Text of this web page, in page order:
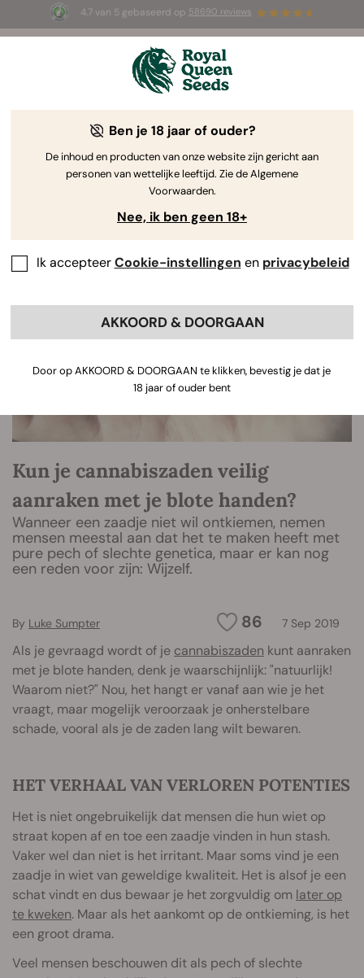
4.7 van 5 gebaseerd op 58690 reviews
☀️ Summer Sales: tot wel 50% korting
op geselecteerde producten! ⏤
The RQS Blog
Cannabis Lifestyle Blogs
Kun je cannabiszaden veilig
aanraken met je blote handen?
Wanneer een zaadje niet wil ontkiemen, nemen
mensen meestal aan dat het te maken heeft met
pure pech of slechte genetica, maar er kan nog
een reden voor zijn: Wijzelf.
86 7 Sep 2019
By Luke Sumpter
Als je gevraagd wordt of je cannabiszaden kunt aanraken
met je blote handen, denk je waarschijnlijk: "natuurlijk!
Waarom niet?" Nou, het hangt er vanaf aan wie je het
vraagt, maar mogelijk veroorzaak je onherstelbare
schade, vooral als je de zaden lang wilt bewaren.
HET VERHAAL VAN VERLOREN POTENTIES
Het is niet ongebruikelijk dat mensen die hun wiet op
straat kopen af en toe een zaadje vinden in hun stash.
Vaker wel dan niet is het irritant. Maar soms vind je een
zaadje in wiet van geweldige kwaliteit. Het is alsof je een
schat vindt en dus bewaar je het zorgvuldig om later op
te kweken. Maar als het aankomt op de ontkieming, is het
een groot drama.
Veel mensen beschouwen dit als pech of slechte
Ben je 18 jaar of ouder?
De inhoud en producten van onze website zijn gericht aan
personen van wettelijke leeftijd. Zie de Algemene
Voorwaarden.
Nee, ik ben geen 18+
Ik accepteerCookie-instellingen en privacybeleid
AKKOORD & DOORGAAN
Door op AKKOORD & DOORGAAN te klikken, bevestig je dat je
18 jaar of ouder bent